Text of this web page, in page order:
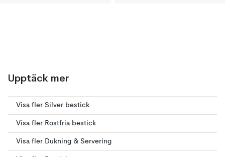
Upptäck mer
Visa fler Silver bestick
Visa fler Rostfria bestick
Visa fler Dukning & Servering